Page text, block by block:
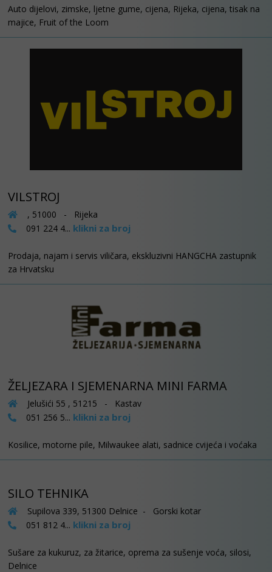
Auto dijelovi, zimske, ljetne gume, cijena, Rijeka, cijena, tisak na
majice, Fruit of the Loom
VILSTROJ
, 51000 - Rijeka
091 224 4... klikni za broj
Prodaja, najam i servis viličara, ekskluzivni HANGCHA zastupnik
za Hrvatsku
ŽELJEZARA I SJEMENARNA MINI FARMA
Jelušići 55 , 51215 - Kastav
051 256 5... klikni za broj
Kosilice, motorne pile, Milwaukee alati, sadnice cvijeća i voćaka
SILO TEHNIKA
Supilova 339, 51300 Delnice - Gorski kotar
051 812 4... klikni za broj
Sušare za kukuruz, za žitarice, oprema za sušenje voća, silosi,
Delnice